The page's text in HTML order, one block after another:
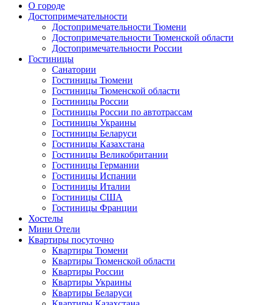
О городе
Достопримечательности
Достопримечательности Тюмени
Достопримечательности Тюменской области
Достопримечательности России
Гостиницы
Санатории
Гостиницы Тюмени
Гостиницы Тюменской области
Гостиницы России
Гостиницы России по автотрассам
Гостиницы Украины
Гостиницы Беларуси
Гостиницы Казахстана
Гостиницы Великобритании
Гостиницы Германии
Гостиницы Испании
Гостиницы Италии
Гостиницы США
Гостиницы Франции
Хостелы
Мини Отели
Квартиры посуточно
Квартиры Тюмени
Квартиры Тюменской области
Квартиры России
Квартиры Украины
Квартиры Беларуси